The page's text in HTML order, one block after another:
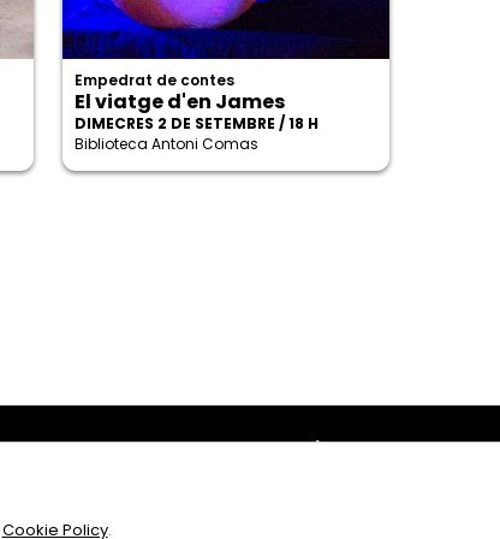
Empedrat de contes
El viatge d'en James
DIMECRES 2 DE SETEMBRE / 18 H
Biblioteca Antoni Comas
Amb el suport
Cookie Policy.